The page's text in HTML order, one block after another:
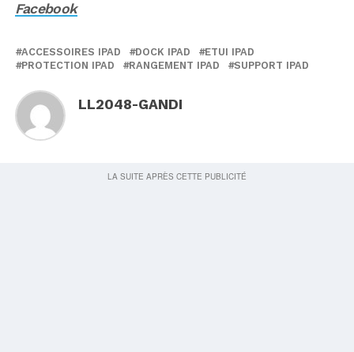
Facebook
ACCESSOIRES IPAD DOCK IPAD
ETUI IPAD
PROTECTION IPAD
RANGEMENT IPAD SUPPORT IPAD
LL2048-GANDI